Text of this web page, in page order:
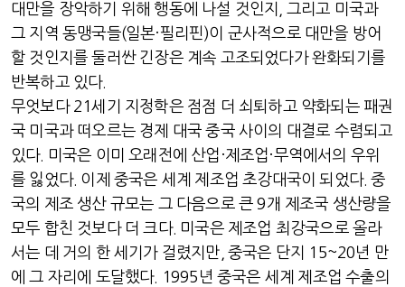
대만을 장악하기 위해 행동에 나설 것인지
그리고 미국과
그 지역 동맹국들(일본·필리핀 )이 군사적으로 대만을 방어
할 것인지를 둘러싼 긴장은 계속 고조되었다가 완화되기를
반복하고 있다.
무엇보다 21세기 지정학은 점점 더 쇠퇴하고 약화되는 패권
국 미국과 떠오르는 경제 대국 중국 사이의 대결로 수렴되고
있다. 미국은 이미 오래전에 산업 ·제조업·무역에서의 우위
를 잃었다. 이제 중국은 세계 제조업 초강대국이 되었다.중
국의 제조 생산 규모는 그 다음으로 큰9개 제조국 생산량을
모두 합친 것보다 더 크다. 미국은 제조업 최강국으로 올라
서는 데 거의 한 세기가 걸렸지만 ,중국은 단지 15~20년 만
에 그 자리에 도달했다. 1995 년 중국은 세계 제조업 수출의